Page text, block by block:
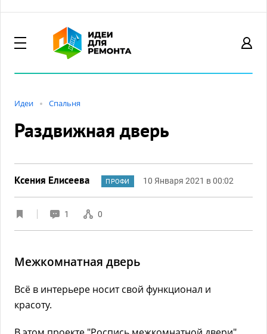
Идеи Спальня
Раздвижная дверь
Ксения Елисеева ПРОФИ 10 Января 2021 в 00:02
1 0
Межкомнатная дверь
Всё в интерьере носит свой функционал и
красоту.